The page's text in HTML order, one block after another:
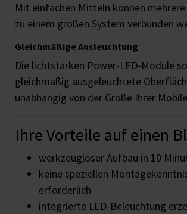
Mit einfachen Mitteln können
zu einem großen System verbunden
Gleichmäßige Ausleuchtung
Die lichtstarken Power-LED-Module
gleichmäßig ausgeleuchtete
unabhängig von der Größe Ihrer
Ihre Vorteile auf einen
werkzeugloser Aufbau in 10
keine speziellen
erforderlich
integrierte LED-Beleuchtung